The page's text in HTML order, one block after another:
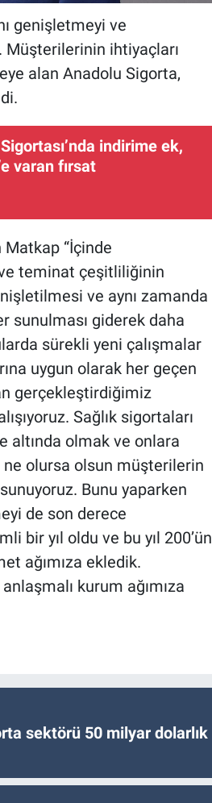
genişletmeyi ve
Müşterilerinin ihtiyaçları
alan Anadolu Sigorta,
indirime ek,
varan fırsat
Matkap “İçinde
teminat çeşitliliğinin
ve aynı zamanda
sunulması giderek daha
sürekli yeni çalışmalar
uygun olarak her geçen
gerçekleştirdiğimiz
Sağlık sigortaları
altında olmak ve onlara
ne olursa olsun müşterilerin
Bunu yaparken
de son derece
bir yıl oldu ve bu yıl 200’ün
ağımıza ekledik.
kurum ağımıza
sektörü 50 milyar dolarlık